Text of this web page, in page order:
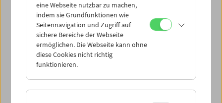
eine Webseite nutzbar zu machen,
indem sie Grundfunktionen wie
Seitennavigation und Zugriff auf
sichere Bereiche der Webseite
ermöglichen. Die Webseite kann ohne
diese Cookies nicht richtig
funktionieren.